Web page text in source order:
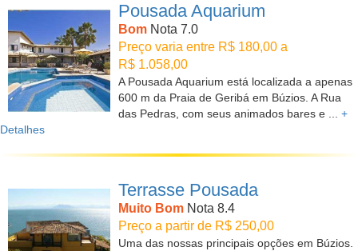
Pousada Aquarium
Bom Nota 7.0
Preço varia entre R$ 180,00 a
R$ 1.058,00
A Pousada Aquarium está localizada a apenas
600 m da Praia de Geribá em Búzios. A Rua
das Pedras, com seus animados bares e ... +
Detalhes
Terrasse Pousada
Muito Bom Nota 8.4
Preço a partir de R$ 250,00
Uma das nossas principais opções em Búzios.